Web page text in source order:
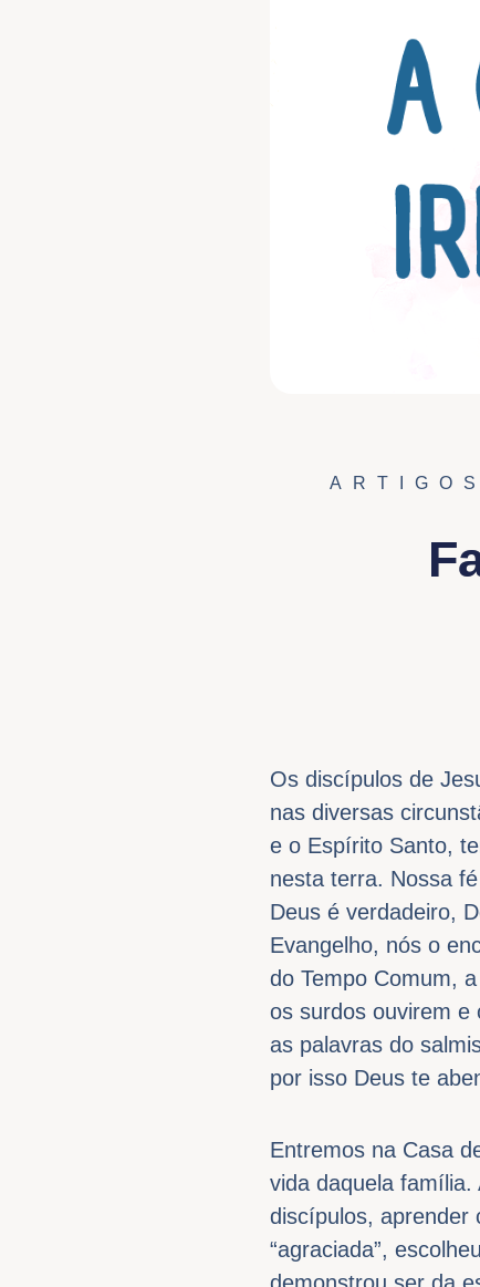
Os discípulos de
nas diversas
e o Espírito Santo,
nesta terra. Nossa
Deus é verdadeiro,
Evangelho, nós o
do Tempo Comum,
os surdos ouvirem e
as palavras do
por isso Deus te
Entremos na Casa
vida daquela
discípulos, aprender
“agraciada”,